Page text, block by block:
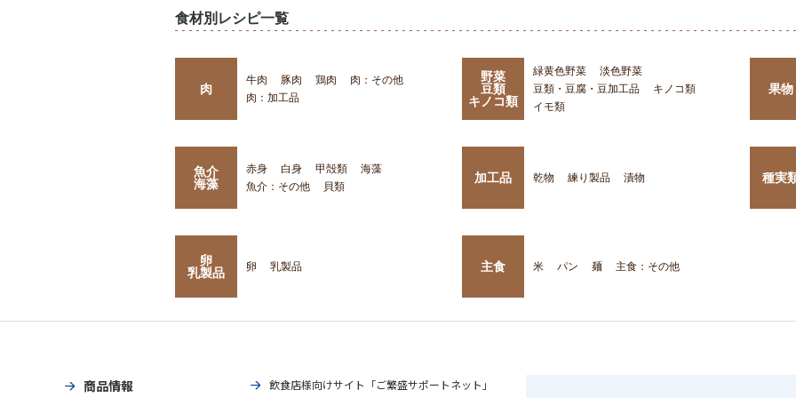
食材別レシピ一覧
肉
牛肉 豚肉 鶏肉
肉：その他
肉：加工品
野菜
豆類
キノコ類
緑黄色野菜
淡色野菜
豆類・豆腐・豆加工品
キノコ類
イモ類
果物
魚介
海藻
赤身 白身 甲殻類
海藻
魚介：その他
貝類
加工品 乾物 練り製品 漬物 種実
卵
乳製品
卵 乳製品 主食 米 パン 麺 主食：その他
商品情報 飲食店様向けサイト「ご繁盛サポートネット」